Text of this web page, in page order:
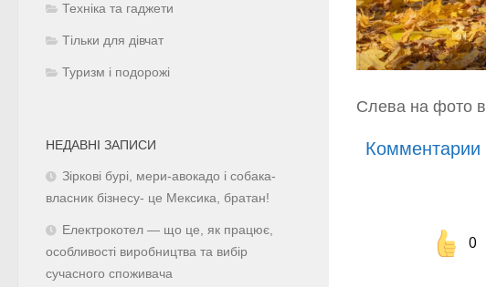
Слева на фото
Комментарии
0
Техніка та гаджети
Тільки для дівчат
Туризм і подорожі
НЕДАВНІ ЗАПИСИ
Зіркові бурі, мери-авокадо і собака-
власник бізнесу- це Мексика, братан!
Електрокотел — що це, як працює,
особливості виробництва та вибір
сучасного споживача